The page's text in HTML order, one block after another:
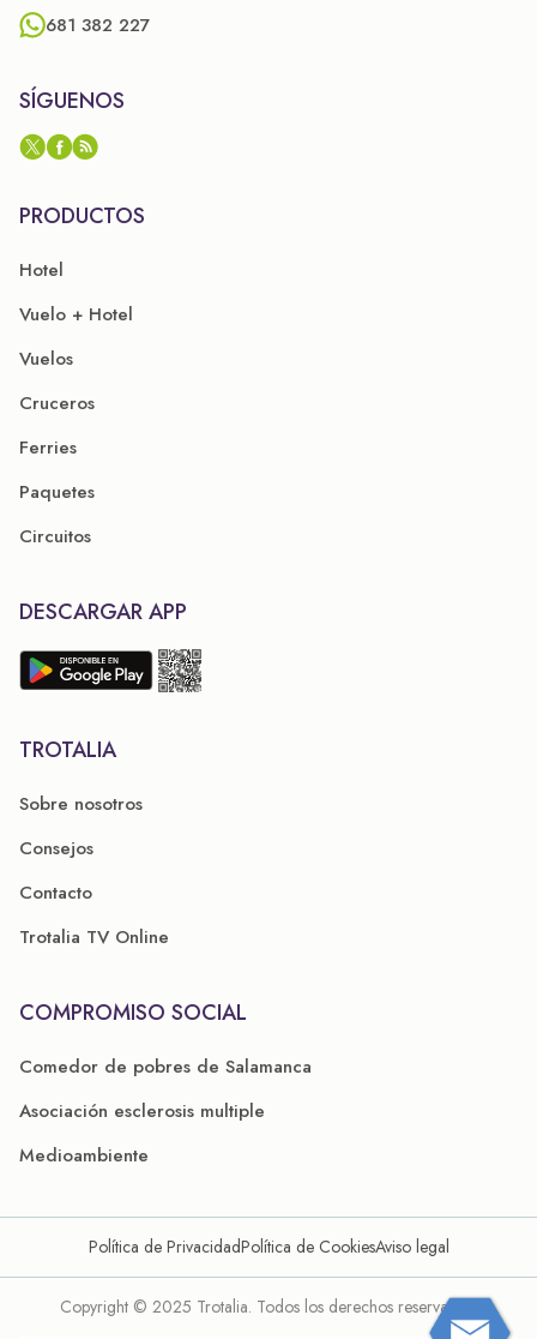
681 382 227
SÍGUENOS
PRODUCTOS
Hotel
Vuelo + Hotel
Vuelos
Cruceros
Ferries
Paquetes
Circuitos
DESCARGAR APP
TROTALIA
Sobre nosotros
Consejos
Contacto
Trotalia TV Online
COMPROMISO SOCIAL
Comedor de pobres de Salamanca
Asociación esclerosis multiple
Medioambiente
Política de PrivacidadPolítica de CookiesAviso legal
Copyright © 2025 Trotalia. Todos los derechos reservados.